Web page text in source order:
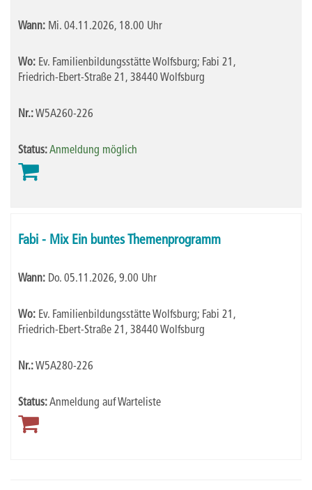
Wann: Mi. 04.11.2026, 18.00 Uhr
Wo: Ev. Familienbildungsstätte Wolfsburg; Fabi 21,
Friedrich-Ebert-Straße 21, 38440 Wolfsburg
Nr.:W5A260-226
Status:Anmeldung möglich
Fabi - Mix Ein buntes Themenprogramm
Wann: Do. 05.11.2026, 9.00 Uhr
Wo: Ev. Familienbildungsstätte Wolfsburg; Fabi 21,
Friedrich-Ebert-Straße 21, 38440 Wolfsburg
Nr.:W5A280-226
Status:Anmeldung auf Warteliste